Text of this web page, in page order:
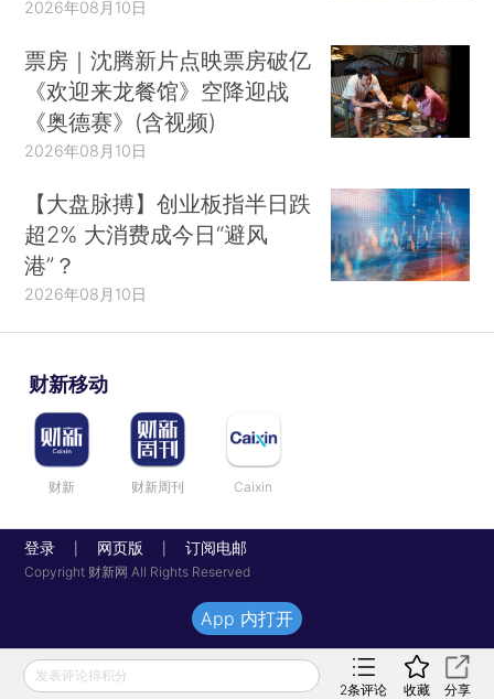
2026年08月10日
票房｜沈腾新片点映票房破亿
《欢迎来龙餐馆》空降迎战
《奥德赛》(含视频)
2026年08月10日
【大盘脉搏】创业板指半日跌
超2% 大消费成今日“避风
港”？
2026年08月10日
财新移动
财新 财新周刊 Caixin
登录 网页版 订阅电邮
Copyright 财新网 All Rights Reserved
发表评论得积分
2条评论 收藏 分享
App 内打开